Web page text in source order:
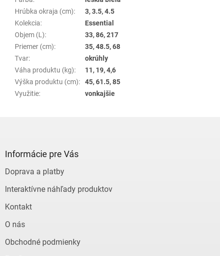
Hrúbka okraja (cm):
3, 3.5, 4.5
Kolekcia:
Essential
Objem (L):
33, 86, 217
Priemer (cm):
35, 48.5, 68
Tvar:
okrúhly
Váha produktu (kg):
11, 19, 4,6
Výška produktu (cm):
45, 61.5, 85
Využitie: vonkajšie
Informácie pre Vás
Doprava a platby
Interaktívne náhľady produktov
Kontakt
O nás
Obchodné podmienky